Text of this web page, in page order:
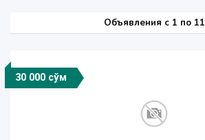
Объявления c 1 по 11
30 000 сўм